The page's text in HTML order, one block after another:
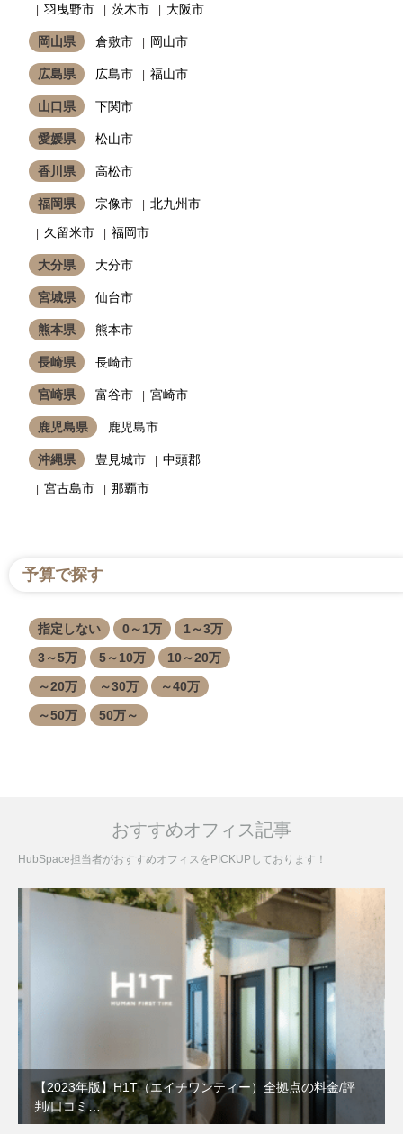
羽曳野市
茨木市 大阪市
岡山県 倉敷市 岡山市
広島県 広島市 福山市
山口県 下関市
愛媛県 松山市
香川県 高松市
福岡県 宗像市
北九州市
久留米市
福岡市
大分県 大分市
宮城県 仙台市
熊本県 熊本市
長崎県 長崎市
宮崎県 富谷市 宮崎市
鹿児島県 鹿児島市
沖縄県 豊見城市
中頭郡
宮古島市
那覇市
予算で探す
指定しない 0～1万
1～3万
3～5万
5～10万
10～20万
～20万
～30万
～40万
～50万
50万～
おすすめオフィス記事
HubSpace担当者がおすすめオフィスをPICKUPしております！
【2023年版】H1T（エイチワンティー）全拠点の料金/評
判/口コミ…